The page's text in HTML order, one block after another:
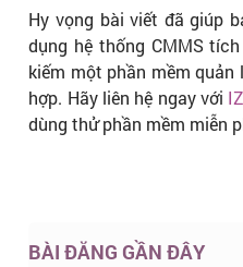
Hy vọng bài viết đã giúp
dụng hệ thống CMMS
kiếm một phần mềm
hợp. Hãy liên hệ ngay với
dùng thử phần mềm miễn
BÀI ĐĂNG GẦN ĐÂY